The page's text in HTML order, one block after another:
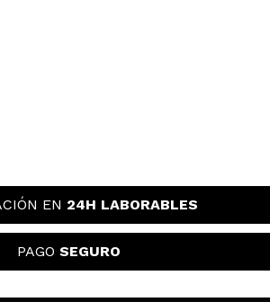
EN 24H LABORABLES
PAGO SEGURO